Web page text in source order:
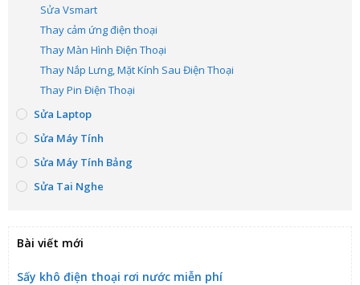
Sửa Vsmart
Thay cảm ứng điện thoại
Thay Màn Hình Điện Thoại
Thay Nắp Lưng, Mặt Kính Sau Điện Thoại
Thay Pin Điện Thoại
Sửa Laptop
Sửa Máy Tính
Sửa Máy Tính Bảng
Sửa Tai Nghe
Bài viết mới
Sấy khô điện thoại rơi nước miễn phí